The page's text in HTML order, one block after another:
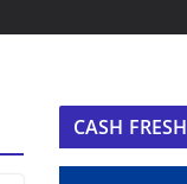
CASH FRESH